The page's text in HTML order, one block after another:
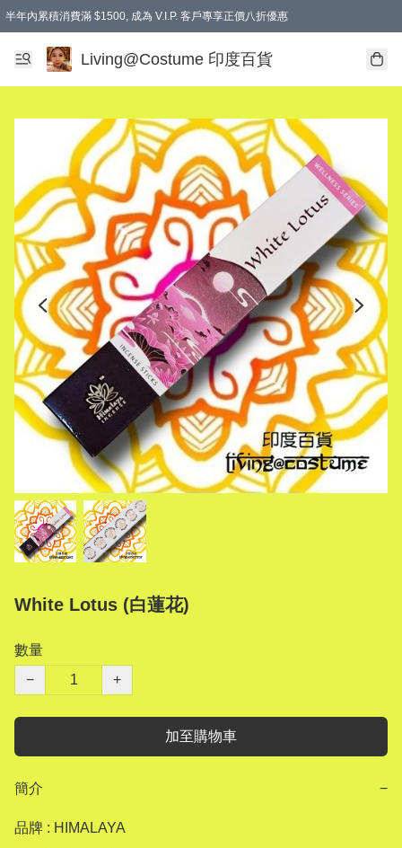
半年內累積消費滿 $1500, 成為 V.I.P. 客戶專享正價八折優惠
滿$600免本地運費
Living@Costume 印度百貨
White Lotus (白蓮花)
數量
−
+
加至購物車
簡介 −
品牌 : HIMALAYA